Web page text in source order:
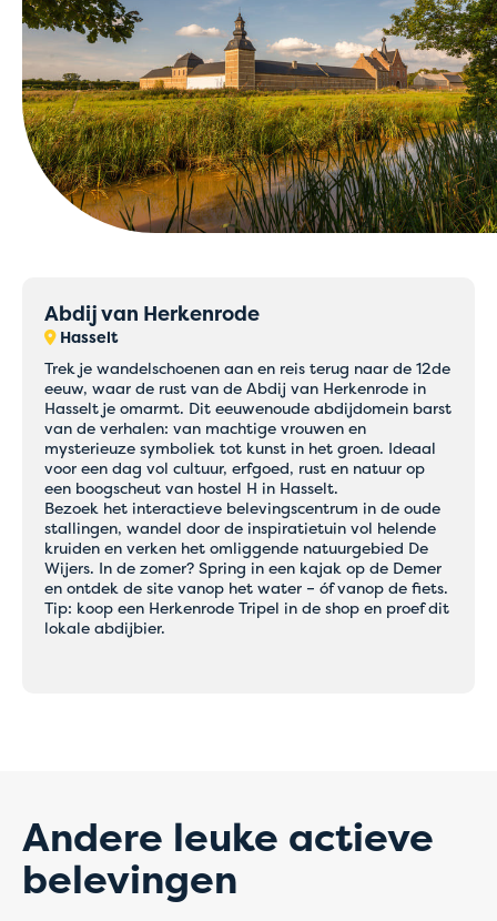
Abdij van Herkenrode
Hasselt
Trek je wandelschoenen aan en reis terug naar de 12de
eeuw, waar de rust van de Abdij van Herkenrode in
Hasselt je omarmt. Dit eeuwenoude abdijdomein barst
van de verhalen: van machtige vrouwen en
mysterieuze symboliek tot kunst in het groen. Ideaal
voor een dag vol cultuur, erfgoed, rust en natuur op
een boogscheut van hostel H in Hasselt.
Bezoek het interactieve belevingscentrum in de oude
stallingen, wandel door de inspiratietuin vol helende
kruiden en verken het omliggende natuurgebied De
Wijers. In de zomer? Spring in een kajak op de Demer
en ontdek de site vanop het water – óf vanop de fiets.
Tip: koop een Herkenrode Tripel in de shop en proef dit
lokale abdijbier.
Andere leuke actieve
belevingen
Tijdelijke